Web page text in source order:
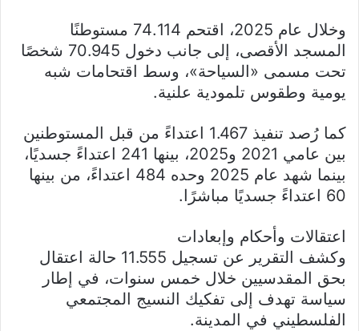
وخلال عام 2025، اقتحم 74.114 مستوطنًا
المسجد الأقصى، إلى جانب دخول 70.945 شخصًا
تحت مسمى «السياحة»، وسط اقتحامات شبه
يومية وطقوس تلمودية علنية.
كما رُصد تنفيذ 1.467 اعتداءً من قبل المستوطنين
بين عامي 2021 و2025، بينها 241 اعتداءً جسديًا،
بينما شهد عام 2025 وحده 484 اعتداءً، من بينها
60 اعتداءً جسديًا مباشرًا.
اعتقالات وأحكام وإبعادات
وكشف التقرير عن تسجيل 11.555 حالة اعتقال
بحق المقدسيين خلال خمس سنوات، في إطار
سياسة تهدف إلى تفكيك النسيج المجتمعي
الفلسطيني في المدينة.